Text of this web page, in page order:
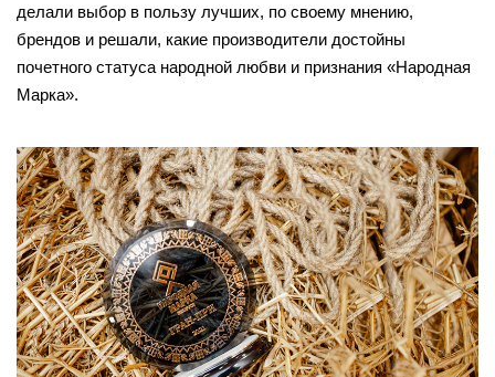
делали выбор в пользу лучших, по своему мнению,
брендов и решали, какие производители достойны
почетного статуса народной любви и признания «Народная
Марка».